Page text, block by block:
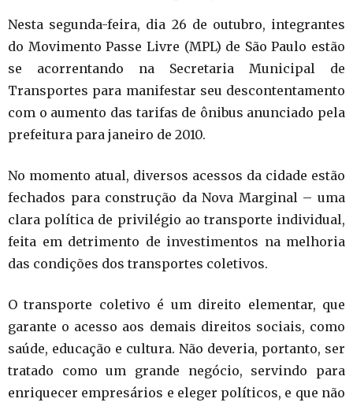
Nesta segunda-feira, dia 26 de outubro, integrantes
do Movimento Passe Livre (MPL) de São Paulo estão
se acorrentando na Secretaria Municipal de
Transportes para manifestar seu descontentamento
com o aumento das tarifas de ônibus anunciado pela
prefeitura para janeiro de 2010.
No momento atual, diversos acessos da cidade estão
fechados para construção da Nova Marginal – uma
clara política de privilégio ao transporte individual,
feita em detrimento de investimentos na melhoria
das condições dos transportes coletivos.
O transporte coletivo é um direito elementar, que
garante o acesso aos demais direitos sociais, como
saúde, educação e cultura. Não deveria, portanto, ser
tratado como um grande negócio, servindo para
enriquecer empresários e eleger políticos, e que não